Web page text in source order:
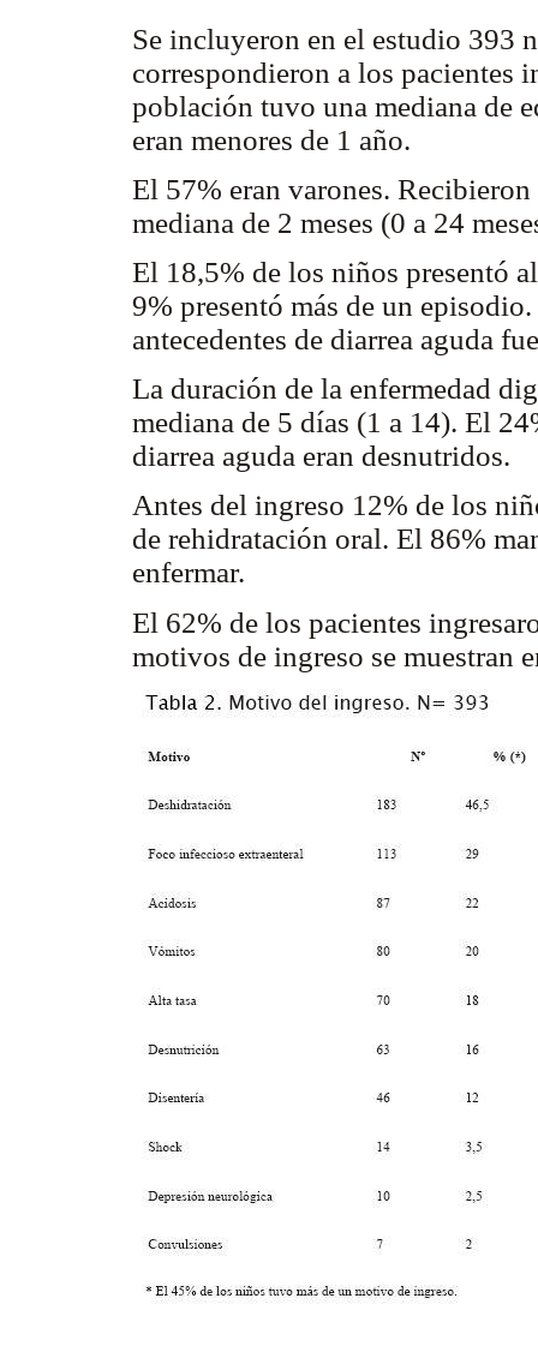
Se incluyeron en el estudio 393
correspondieron a los pacientes
población tuvo una mediana de
eran menores de 1 año.
El 57% eran varones.
mediana de 2 meses (0 a 24
El 18,5% de los niños presentó
9% presentó más de un
antecedentes de diarrea aguda
La duración de la enfermedad
mediana de 5 días (1 a 14). El
diarrea aguda eran desnutridos.
Antes del ingreso 12% de los
de rehidratación oral. El 86%
enfermar.
El 62% de los pacientes
motivos de ingreso se muestran